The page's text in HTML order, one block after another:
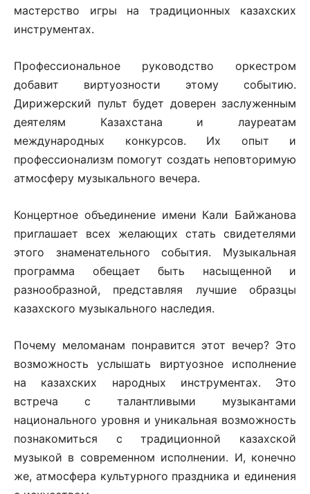
мастерство игры на традиционных казахских
инструментах.
Профессиональное руководство оркестром
добавит виртуозности этому событию.
Дирижерский пульт будет доверен заслуженным
деятелям Казахстана и лауреатам
международных конкурсов. Их опыт и
профессионализм помогут создать неповторимую
атмосферу музыкального вечера.
Концертное объединение имени Кали Байжанова
приглашает всех желающих стать свидетелями
этого знаменательного события. Музыкальная
программа обещает быть насыщенной и
разнообразной, представляя лучшие образцы
казахского музыкального наследия.
Почему меломанам понравится этот вечер? Это
возможность услышать виртуозное исполнение
на казахских народных инструментах. Это
встреча с талантливыми музыкантами
национального уровня и уникальная возможность
познакомиться с традиционной казахской
музыкой в современном исполнении. И, конечно
же, атмосфера культурного праздника и единения